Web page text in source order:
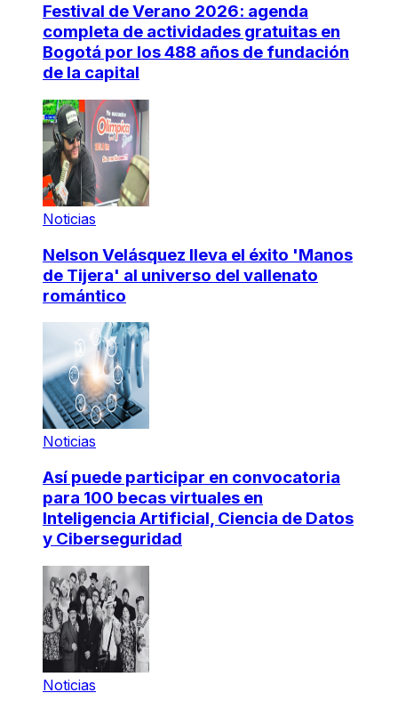
Festival de Verano 2026: agenda
completa de actividades gratuitas en
Bogotá por los 488 años de fundación
de la capital
Noticias
Nelson Velásquez lleva el éxito 'Manos
de Tijera' al universo del vallenato
romántico
Noticias
Así puede participar en convocatoria
para 100 becas virtuales en
Inteligencia Artificial, Ciencia de Datos
y Ciberseguridad
Noticias